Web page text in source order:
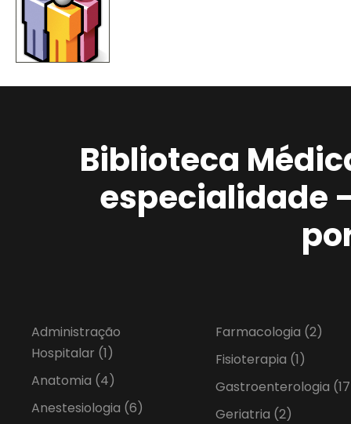
Biblioteca
especialidade
Administração
Hospitalar (1)
Anatomia (4)
Anestesiologia (6)
Farmacologia (2)
Fisioterapia (1)
Gastroenterologia
Geriatria (2)